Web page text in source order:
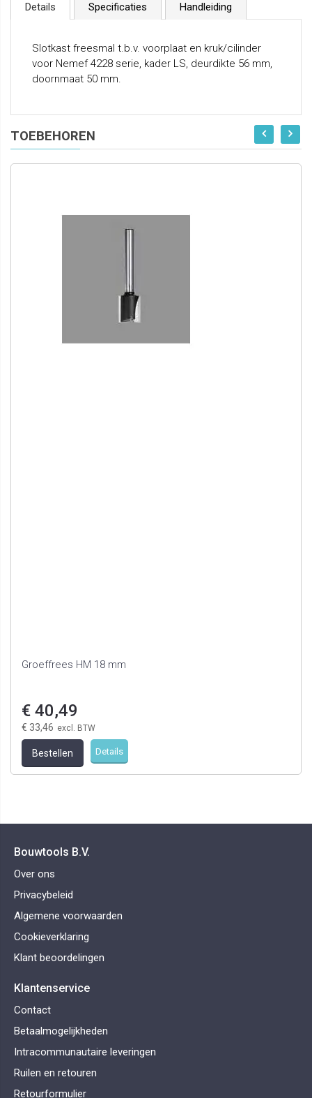
Details Specificaties Handleiding
Slotkast freesmal t.b.v. voorplaat en kruk/cilinder
voor Nemef 4228 serie, kader LS, deurdikte 56 mm,
doornmaat 50 mm.
TOEBEHOREN
Groeffrees HM 18 mm
€ 40,49
€ 33,46
Bestellen Details
Bouwtools B.V.
Over ons
Privacybeleid
Algemene voorwaarden
Cookieverklaring
Klant beoordelingen
Klantenservice
Contact
Betaalmogelijkheden
Intracommunautaire leveringen
Ruilen en retouren
Retourformulier